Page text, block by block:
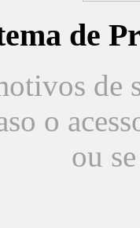
de
de
o
ou